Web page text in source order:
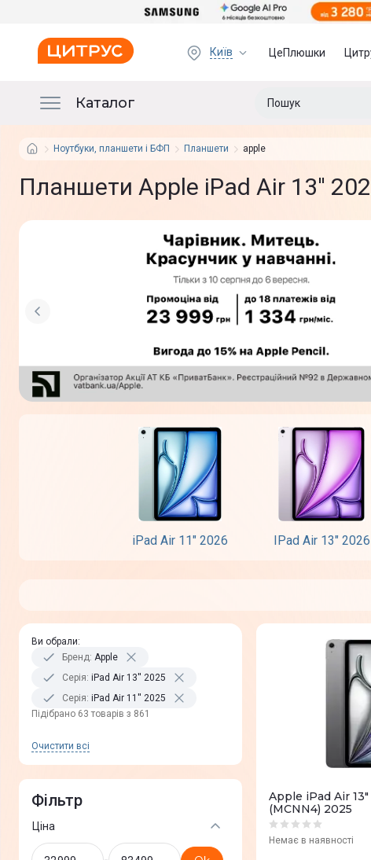
Київ ЦеПлюшки
Каталог
Ноутбуки, планшети і БФП Планшети apple
Планшети Apple iPad Air 13''
iPad Air 11" 2026 IPad Air 13" 2026
Ви обрали:
Бренд: Apple
Серія: iPad Air 13'' 2025
Серія: iPad Air 11'' 2025
Пiдiбрано 63 товарів з 861
Очистити всi
Фільтр
Ціна
Apple iPad Air
(MCNN4) 2025
Немає в наявності